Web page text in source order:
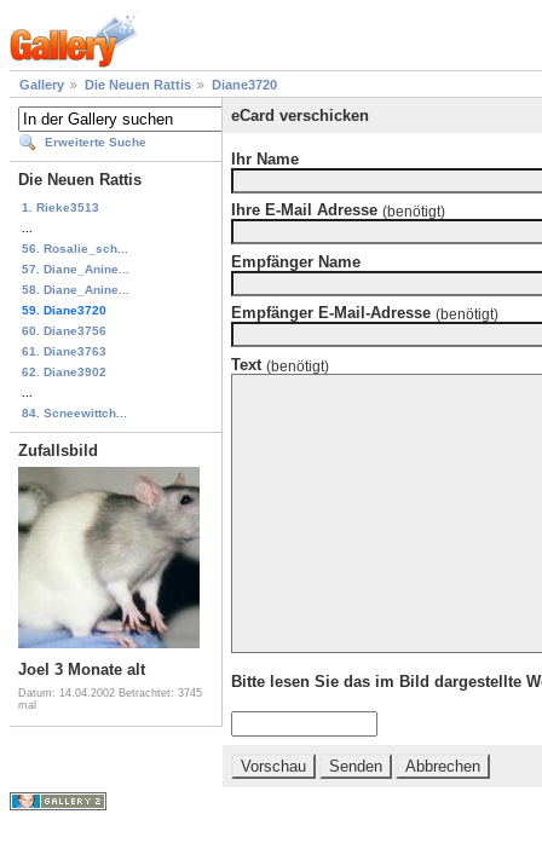
Gallery Die Neuen Rattis Diane3720
Erweiterte Suche
Die Neuen Rattis
1. Rieke3513
56. Rosalie_sch...
57. Diane_Anine...
58. Diane_Anine...
59. Diane3720
60. Diane3756
61. Diane3763
62. Diane3902
84. Scneewittch...
Zufallsbild
Joel 3 Monate alt
Datum: 14.04.2002 Betrachtet: 3745
mal
eCard verschicken
Ihr Name
Ihre E-Mail Adresse (benötigt)
Empfänger Name
Empfänger E-Mail-Adresse (benötigt)
Text (benötigt)
Bitte lesen Sie das im Bild dargestellte